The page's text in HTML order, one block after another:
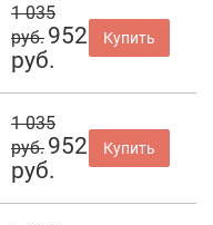
1 035
руб. 952
руб.
Купить
1 035
руб. 952
руб.
Купить